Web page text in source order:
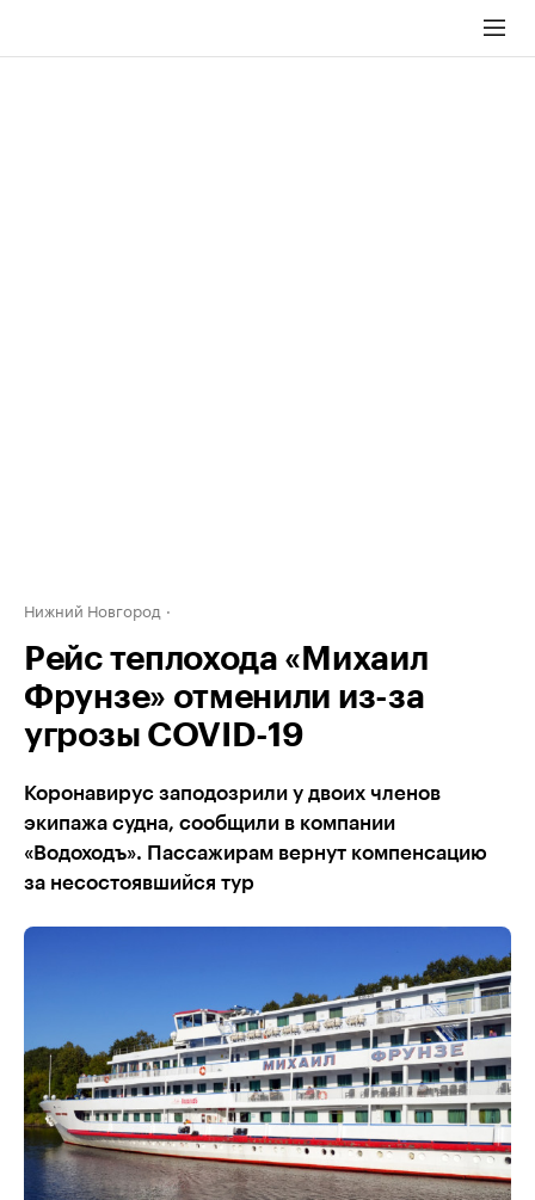
Нижний Новгород
Рейс теплохода «Михаил
Фрунзе» отменили из-за
угрозы COVID-19
Коронавирус заподозрили у двоих членов
экипажа судна, сообщили в компании
«Водоходъ». Пассажирам вернут компенсацию
за несостоявшийся тур